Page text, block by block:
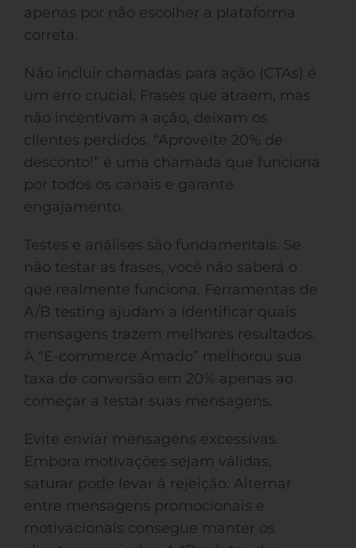
apenas por não escolher a plataforma
correta.
Não incluir chamadas para ação (CTAs) é
um erro crucial. Frases que atraem, mas
não incentivam a ação, deixam os
clientes perdidos. “Aproveite 20% de
desconto!” é uma chamada que funciona
por todos os canais e garante
engajamento.
Testes e análises são fundamentais. Se
não testar as frases, você não saberá o
que realmente funciona. Ferramentas de
A/B testing ajudam a identificar quais
mensagens trazem melhores resultados.
A “E-commerce Amado” melhorou sua
taxa de conversão em 20% apenas ao
começar a testar suas mensagens.
Evite enviar mensagens excessivas.
Embora motivações sejam válidas,
saturar pode levar à rejeição. Alternar
entre mensagens promocionais e
motivacionais consegue manter os